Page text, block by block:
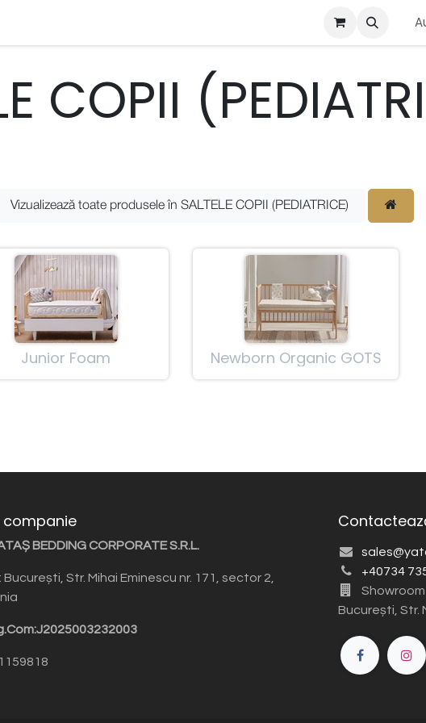
Contactează-ne
COPII
Vizualizează toate produsele în SALTELE COPII (PEDIATRICE)
Junior Foam Newborn Organic GOTS
companie
BEDDING CORPORATE S.R.L.
București, Str. Mihai Eminescu nr. 171, sector 2,
+40734
București, Str.